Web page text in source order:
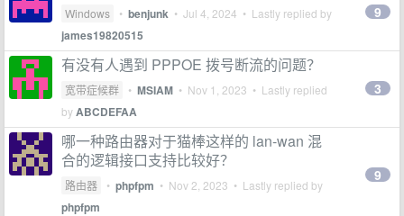
Windows • benjunk • Jul 4, 2024 • Lastly replied by
james19820515
9
有没有人遇到 PPPOE 拨号断流的问题？
宽带症候群 • MSIAM • Nov 1, 2023 • Lastly replied
byABCDEFAA
3
哪一种路由器对于猫棒这样的 lan-wan 混
合的逻辑接口支持比较好？
路由器 • phpfpm • Nov 2, 2023 • Lastly replied by
phpfpm
9